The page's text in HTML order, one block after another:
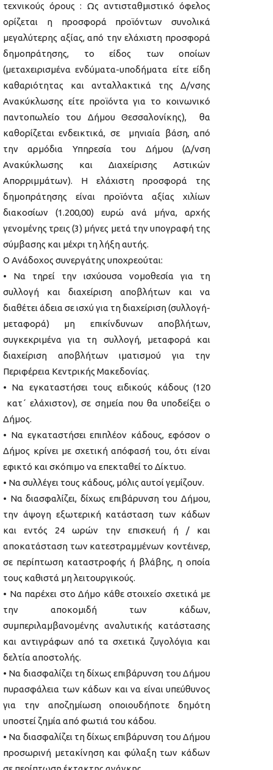
τεχνικούς όρους : Ως αντισταθμιστικό όφελος
ορίζεται η προσφορά προϊόντων συνολικά
μεγαλύτερης αξίας, από την ελάχιστη προσφορά
δημοπράτησης, το είδος των οποίων
(μεταχειρισμένα ενδύματα-υποδήματα είτε είδη
καθαριότητας και ανταλλακτικά της Δ/νσης
Ανακύκλωσης είτε προϊόντα για το κοινωνικό
παντοπωλείο του Δήμου Θεσσαλονίκης), θα
καθορίζεται ενδεικτικά, σε μηνιαία βάση, από
την αρμόδια Υπηρεσία του Δήμου (Δ/νση
Ανακύκλωσης και Διαχείρισης Αστικών
Απορριμμάτων). Η ελάχιστη προσφορά της
δημοπράτησης είναι προϊόντα αξίας χιλίων
διακοσίων (1.200,00) ευρώ ανά μήνα, αρχής
γενομένης τρεις (3) μήνες μετά την υπογραφή της
σύμβασης και μέχρι τη λήξη αυτής.
Ο Ανάδοχος συνεργάτης υποχρεούται:
• Να τηρεί την ισχύουσα νομοθεσία για τη
συλλογή και διαχείριση αποβλήτων και να
διαθέτει άδεια σε ισχύ για τη διαχείριση (συλλογή-
μεταφορά) μη επικίνδυνων αποβλήτων,
συγκεκριμένα για τη συλλογή, μεταφορά και
διαχείριση αποβλήτων ιματισμού για την
Περιφέρεια Κεντρικής Μακεδονίας.
• Να εγκαταστήσει τους ειδικούς κάδους (120
κατ΄ ελάχιστον), σε σημεία που θα υποδείξει ο
Δήμος.
• Να εγκαταστήσει επιπλέον κάδους, εφόσον ο
Δήμος κρίνει με σχετική απόφασή του, ότι είναι
εφικτό και σκόπιμο να επεκταθεί το Δίκτυο.
• Να συλλέγει τους κάδους, μόλις αυτοί γεμίζουν.
• Να διασφαλίζει, δίχως επιβάρυνση του Δήμου,
την άψογη εξωτερική κατάσταση των κάδων
και εντός 24 ωρών την επισκευή ή / και
αποκατάσταση των κατεστραμμένων κοντέινερ,
σε περίπτωση καταστροφής ή βλάβης, η οποία
τους καθιστά μη λειτουργικούς.
• Να παρέχει στο Δήμο κάθε στοιχείο σχετικά με
την αποκομιδή των κάδων,
συμπεριλαμβανομένης αναλυτικής κατάστασης
και αντιγράφων από τα σχετικά ζυγολόγια και
δελτία αποστολής.
• Να διασφαλίζει τη δίχως επιβάρυνση του Δήμου
πυρασφάλεια των κάδων και να είναι υπεύθυνος
για την αποζημίωση οποιουδήποτε δημότη
υποστεί ζημία από φωτιά του κάδου.
• Να διασφαλίζει τη δίχως επιβάρυνση του Δήμου
προσωρινή μετακίνηση και φύλαξη των κάδων